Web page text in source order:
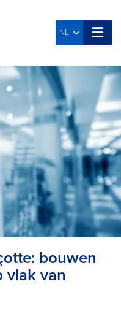
NL
bouwen
vlak van